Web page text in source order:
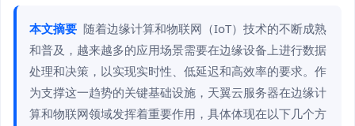
本文摘要 随着边缘计算和物联网（IoT）技术的不断成熟
和普及，越来越多的应用场景需要在边缘设备上进行数据
处理和决策，以实现实时性、低延迟和高效率的要求。作
为支撑这一趋势的关键基础设施，天翼云服务器在边缘计
算和物联网领域发挥着重要作用，具体体现在以下几个方